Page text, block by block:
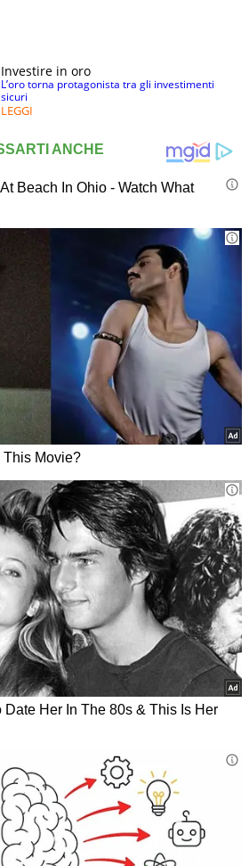
Investire in oro
L’oro torna protagonista tra gli investimenti
sicuri
LEGGI